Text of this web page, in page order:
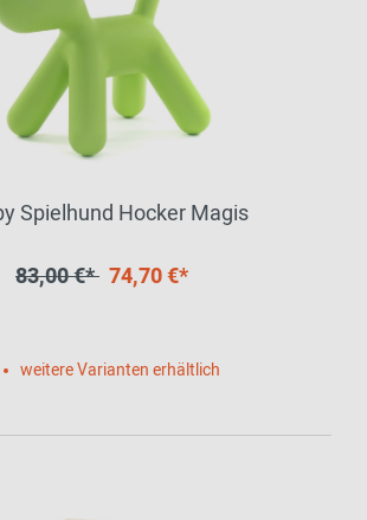
Spielhund Hocker Magis
83,00 €* 74,70 €*
weitere Varianten erhältlich